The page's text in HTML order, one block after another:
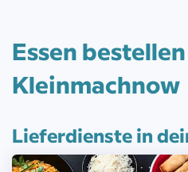
Essen
Kleinmachnow
Lieferdienste in